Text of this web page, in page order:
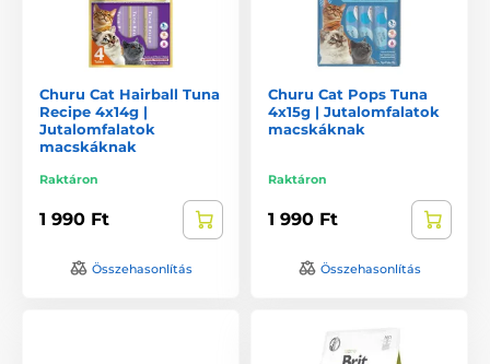
Churu Cat Hairball Tuna
Recipe 4x14g |
Jutalomfalatok
macskáknak
Raktáron
1 990 Ft
Összehasonlítás
Churu Cat Pops Tuna
4x15g | Jutalomfalatok
macskáknak
Raktáron
1 990 Ft
Összehasonlítás